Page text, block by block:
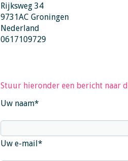
Rijksweg 34
9731AC Groningen
Nederland
0617109729
Stuur hieronder een bericht naar
Uw naam*
Uw e-mail*